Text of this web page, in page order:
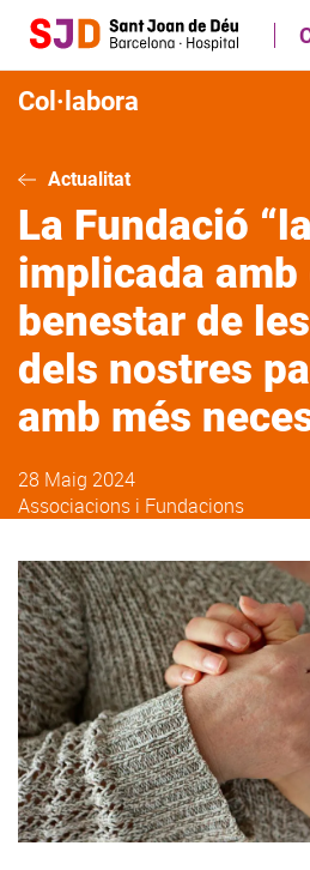
contingut
Col·labora
Actualitat
La Fundació
implicada amb
benestar de
dels nostres
amb més
28 Maig 2024
Associacions i Fundacions